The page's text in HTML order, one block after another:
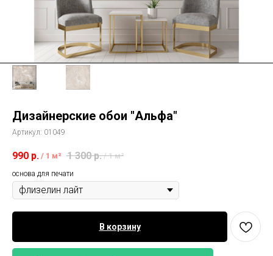
Дизайнерские обои "Альфа"
Артикул: 01049
990 р. / 1 м² 1 300 р. / 1 м²
основа для печати
В корзину